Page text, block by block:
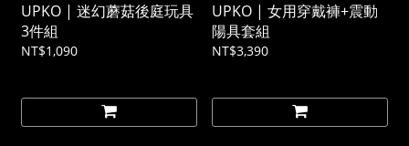
UPKO | 迷幻蘑菇後庭玩具
3件組
NT$1,090
UPKO | 女用穿戴褲+震動
陽具套組
NT$3,390